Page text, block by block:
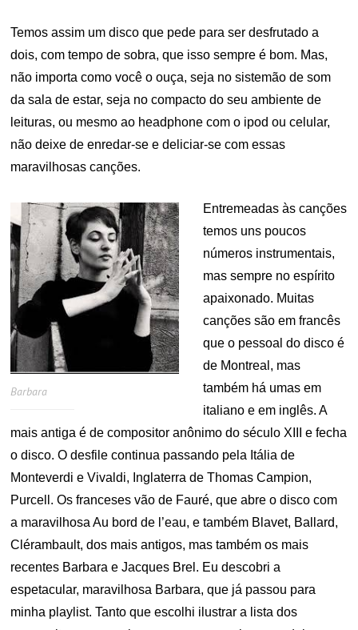
Temos assim um disco que pede para ser desfrutado a
dois, com tempo de sobra, que isso sempre é bom. Mas,
não importa como você o ouça, seja no sistemão de som
da sala de estar, seja no compacto do seu ambiente de
leituras, ou mesmo ao headphone com o ipod ou celular,
não deixe de enredar-se e deliciar-se com essas
maravilhosas canções.
Barbara
Entremeadas às canções
temos uns poucos
números instrumentais,
mas sempre no espírito
apaixonado. Muitas
canções são em francês
que o pessoal do disco é
de Montreal, mas
também há umas em
italiano e em inglês. A
mais antiga é de compositor anônimo do século XIII e fecha
o disco. O desfile continua passando pela Itália de
Monteverdi e Vivaldi, Inglaterra de Thomas Campion,
Purcell. Os franceses vão de Fauré, que abre o disco com
a maravilhosa Au bord de l’eau, e também Blavet, Ballard,
Clérambault, dos mais antigos, mas também os mais
recentes Barbara e Jacques Brel. Eu descobri a
espetacular, maravilhosa Barbara, que já passou para
minha playlist. Tanto que escolhi ilustrar a lista dos